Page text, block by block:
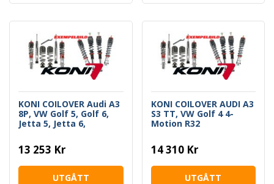
KONI COILOVER Audi A3
8P, VW Golf 5, Golf 6,
Jetta 5, Jetta 6,
13 253 Kr
UTGÅTT
KONI COILOVER AUDI A3
S3 TT, VW Golf 4 4-
Motion R32
14 310 Kr
UTGÅTT